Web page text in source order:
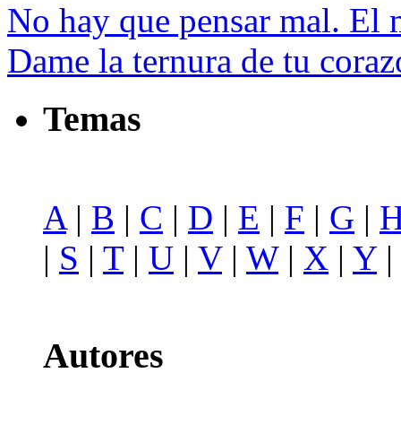
No hay que pensar mal. El
Dame la ternura de tu
Temas
A | B | C | D | E | F | G |
| S | T| U | V| W| X | Y|
Autores